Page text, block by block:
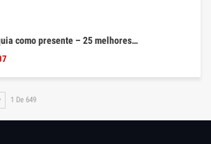
como presente – 25 melhores…
1 De 649